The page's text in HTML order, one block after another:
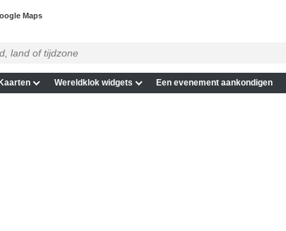
Maps
Kaarten Wereldklok widgets Een evenement aankondigen